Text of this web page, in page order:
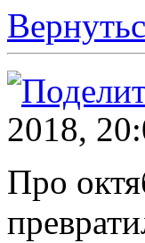
2018,
Про